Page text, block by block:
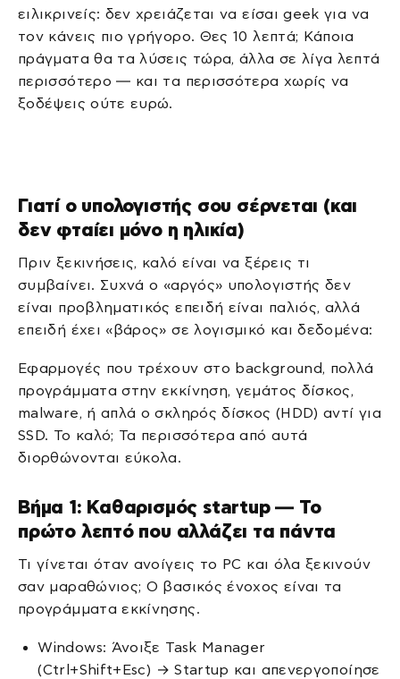
ειλικρινείς: δεν χρειάζεται να είσαι geek για να
τον κάνεις πιο γρήγορο. Θες 10 λεπτά; Κάποια
πράγματα θα τα λύσεις τώρα, άλλα σε λίγα λεπτά
περισσότερο — και τα περισσότερα χωρίς να
ξοδέψεις ούτε ευρώ.
Γιατί ο υπολογιστής σου σέρνεται (και
δεν φταίει μόνο η ηλικία)
Πριν ξεκινήσεις, καλό είναι να ξέρεις τι
συμβαίνει. Συχνά ο «αργός» υπολογιστής δεν
είναι προβληματικός επειδή είναι παλιός, αλλά
επειδή έχει «βάρος» σε λογισμικό και δεδομένα:
Εφαρμογές που τρέχουν στο background, πολλά
προγράμματα στην εκκίνηση, γεμάτος δίσκος,
malware, ή απλά ο σκληρός δίσκος (HDD) αντί για
SSD. Το καλό; Τα περισσότερα από αυτά
διορθώνονται εύκολα.
Βήμα 1: Καθαρισμός startup — Το
πρώτο λεπτό που αλλάζει τα πάντα
Τι γίνεται όταν ανοίγεις το PC και όλα ξεκινούν
σαν μαραθώνιος; Ο βασικός ένοχος είναι τα
προγράμματα εκκίνησης.
Windows: Άνοιξε Task Manager
(Ctrl+Shift+Esc) → Startup και απενεργοποίησε